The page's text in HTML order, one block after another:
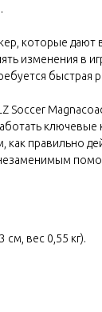
которые
изменения в
быстрая
Soccer
ключевые
как правильно
незаменимым
см, вес 0,55 кг).